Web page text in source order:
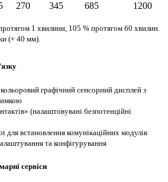
270 345 685 1200
1 хвилини, 105 % протягом 60 хвилин.
(+ 40 мм).
графічний сенсорний дисплей з
(налаштовувані безпотенційні
для встановлення комунікаційних модулів
та конфігурування
сервіси